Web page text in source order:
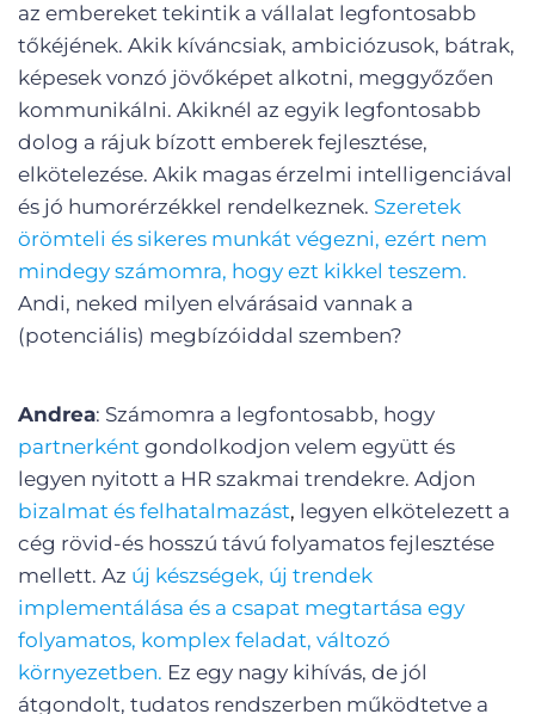
az embereket tekintik a vállalat legfontosabb
tőkéjének. Akik kíváncsiak, ambiciózusok, bátrak,
képesek vonzó jövőképet alkotni, meggyőzően
kommunikálni. Akiknél az egyik legfontosabb
dolog a rájuk bízott emberek fejlesztése,
elkötelezése. Akik magas érzelmi intelligenciával
és jó humorérzékkel rendelkeznek. Szeretek
örömteli és sikeres munkát végezni, ezért nem
mindegy számomra, hogy ezt kikkel teszem.
Andi, neked milyen elvárásaid vannak a
(potenciális) megbízóiddal szemben?
Andrea: Számomra a legfontosabb, hogy
partnerként gondolkodjon velem együtt és
legyen nyitott a HR szakmai trendekre. Adjon
bizalmat és felhatalmazást, legyen elkötelezett a
cég rövid-és hosszú távú folyamatos fejlesztése
mellett. Az új készségek, új trendek
implementálása és a csapat megtartása egy
folyamatos, komplex feladat, változó
környezetben. Ez egy nagy kihívás, de jól
átgondolt, tudatos rendszerben működtetve a